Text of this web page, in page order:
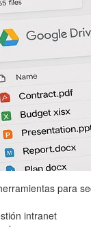
para
intranet